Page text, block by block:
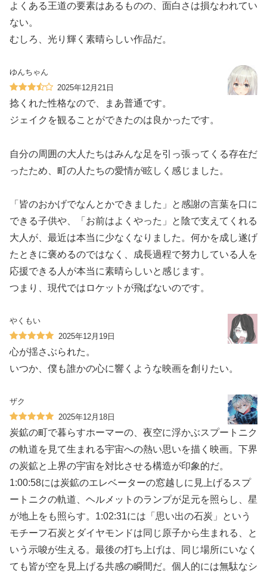
よくある王道の要素はあるものの、面白さは損なわれてい
ない。
むしろ、光り輝く素晴らしい作品だ。
ゆんちゃん
2025年12月21日
捻くれた性格なので、まあ普通です。
ジェイクを観ることができたのは良かったです。
自分の周囲の大人たちはみんな足を引っ張ってくる存在だ
ったため、町の人たちの愛情が眩しく感じました。
「皆のおかげでなんとかできました」と感謝の言葉を口に
できる子供や、「お前はよくやった」と陰で支えてくれる
大人が、最近は本当に少なくなりました。何かを成し遂げ
たときに褒めるのではなく、成長過程で努力している人を
応援できる人が本当に素晴らしいと感じます。
つまり、現代ではロケットが飛ばないのです。
やくもい
2025年12月19日
心が揺さぶられた。
いつか、僕も誰かの心に響くような映画を創りたい。
ザク
2025年12月18日
炭鉱の町で暮らすホーマーの、夜空に浮かぶスプートニク
の軌道を見て生まれる宇宙への熱い思いを描く映画。下界
の炭鉱と上界の宇宙を対比させる構造が印象的だ。
1:00:58には炭鉱のエレベーターの窓越しに見上げるスプ
ートニクの軌道、ヘルメットのランプが足元を照らし、星
が地上をも照らす。1:02:31には「思い出の石炭」という
モチーフ石炭とダイヤモンドは同じ原子から生まれる、と
いう示唆が生える。最後の打ち上げは、同じ場所にいなく
ても皆が空を見上げる共感の瞬間だ。個人的には無駄なシ